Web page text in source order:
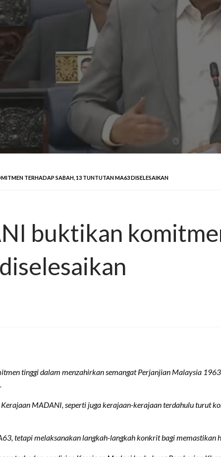
TERHADAP SABAH, 13 TUNTUTAN MA63 DISELESAIKAN
buktikan
tinggi dalam menzahirkan semangat Perjanjian Malaysia
MADANI, seperti juga kerajaan-kerajaan terdahulu turut
tetapi melaksanakan langkah-langkah konkrit bagi memastikan